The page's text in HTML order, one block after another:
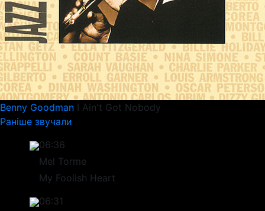
Benny Goodman I Ain't Got Nobody
Раніше звучали
06:36
Mel Torme
My Foolish Heart
06:31